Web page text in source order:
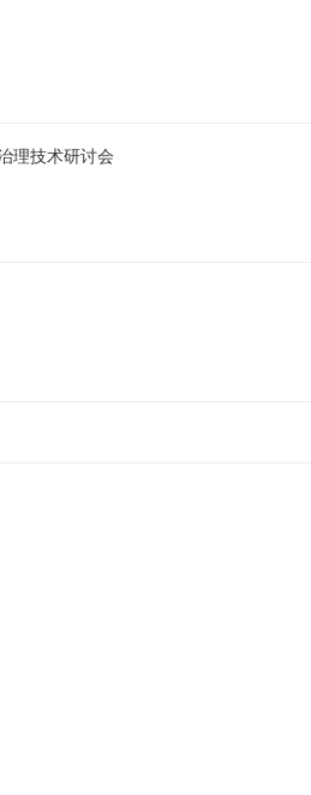
理技术研讨会